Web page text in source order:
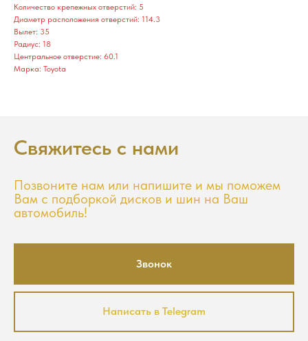
Количество крепежных отверстий: 5
Диаметр расположения отверстий: 114.3
Вылет: 35
Радиус: 18
Центральное отверстие: 60.1
Марка: Toyota
Свяжитесь с нами
Позвоните нам или напишите и мы поможем
Вам с подборкой дисков и шин на Ваш
автомобиль!
Звонок
Написать в Telegram